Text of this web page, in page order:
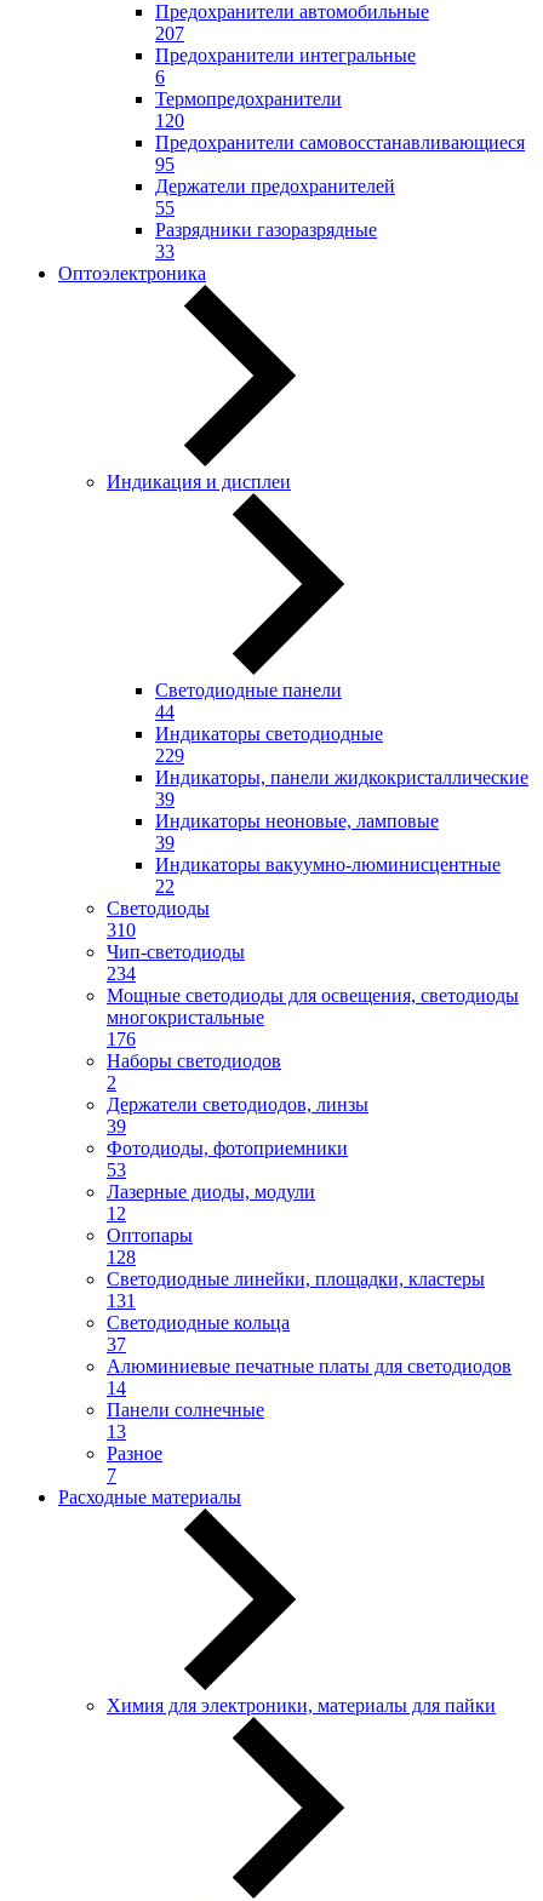
Предохранители автомобильные
207
Предохранители интегральные
6
Термопредохранители
120
Предохранители самовосстанавливающиеся
95
Держатели предохранителей
55
Разрядники газоразрядные
33
Оптоэлектроника
Индикация и дисплеи
Светодиодные панели
44
Индикаторы светодиодные
229
Индикаторы, панели жидкокристаллические
39
Индикаторы неоновые, ламповые
39
Индикаторы вакуумно-люминисцентные
22
Светодиоды
310
Чип-светодиоды
234
Мощные светодиоды для освещения, светодиоды
многокристальные
176
Наборы светодиодов
2
Держатели светодиодов, линзы
39
Фотодиоды, фотоприемники
53
Лазерные диоды, модули
12
Оптопары
128
Светодиодные линейки, площадки, кластеры
131
Светодиодные кольца
37
Алюминиевые печатные платы для светодиодов
14
Панели солнечные
13
Разное
7
Расходные материалы
Химия для электроники, материалы для пайки